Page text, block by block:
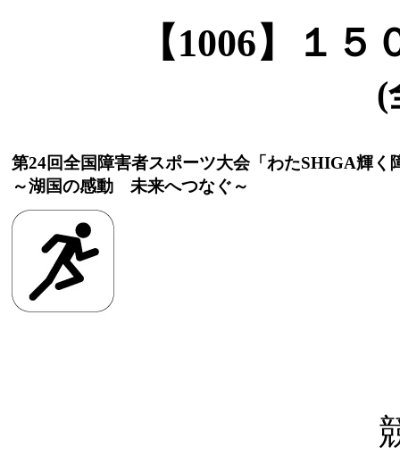
【1006】１
(
第24回全国障害者スポーツ大会「わたSHIGA輝
～湖国の感動 未来へつなぐ～